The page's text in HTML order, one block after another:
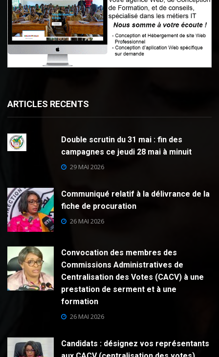
ARTICLES RECENTS
Double scrutin du 31 mai : fin des
campagnes ce jeudi 28 mai à minuit
29 MAI 2026
Communiqué relatif à la délivrance de la
fiche de procuration
26 MAI 2026
Convocation des membres des
Commissions Administratives de
Centralisation des Votes (CACV) à une
prestation de serment et à une
formation
26 MAI 2026
Candidats : désignez vos représentants